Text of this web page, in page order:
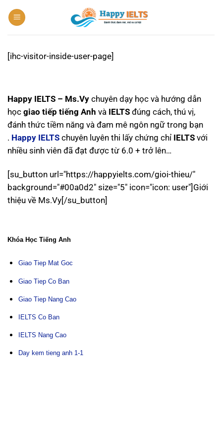
qua
[ihc-visitor-inside-user-page]
Happy IELTS – Ms.Vy chuyên dạy học và hướng dẫn
học giao tiếp tiếng Anh và IELTS đúng cách, thú vị,
đánh thức tiềm năng và đam mê ngôn ngữ trong bạn
. Happy IELTS chuyên luyên thi lấy chứng chỉ IELTS với
nhiều sinh viên đã đạt được từ 6.0 + trở lên…
[su_button url="https://happyielts.com/gioi-thieu/"
background="#00a0d2" size="5" icon="icon: user"]Giới
thiệu về Ms.Vy[/su_button]
Khóa Học Tiếng Anh
Giao Tiep Mat Goc
Giao Tiep Co Ban
Giao Tiep Nang Cao
IELTS Co Ban
IELTS Nang Cao
Day kem tieng anh 1-1